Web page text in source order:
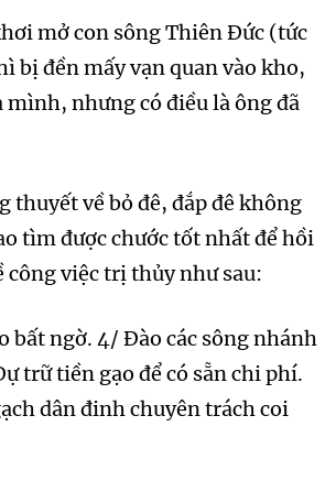
mở con sông Thiên Đức (tức
bị đền mấy vạn quan vào kho,
nhưng có điều là ông đã
thuyết về bỏ đê, đắp đê không
tìm được chước tốt nhất để hồi
công việc trị thủy như sau:
bất ngờ. 4/ Đào các sông nhánh
trữ tiền gạo để có sẵn chi phí.
dân đinh chuyên trách coi